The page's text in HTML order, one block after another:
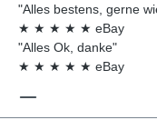
"Alles bestens, gerne
★ ★ ★ ★ ★ eBay
"Alles Ok, danke"
★ ★ ★ ★ ★ eBay